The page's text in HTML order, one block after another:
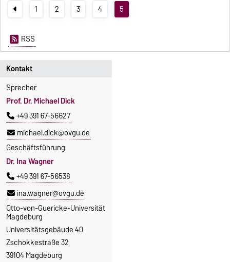
1 2 3 4 5
RSS
Kontakt
Sprecher
Prof. Dr. Michael Dick
+49 391 67-56627
michael.dick@ovgu.de
Geschäftsführung
Dr. Ina Wagner
+49 391 67-56538
ina.wagner@ovgu.de
Otto-von-Guericke-Universität
Magdeburg
Universitätsgebäude 40
Zschokkestraße 32
39104 Magdeburg